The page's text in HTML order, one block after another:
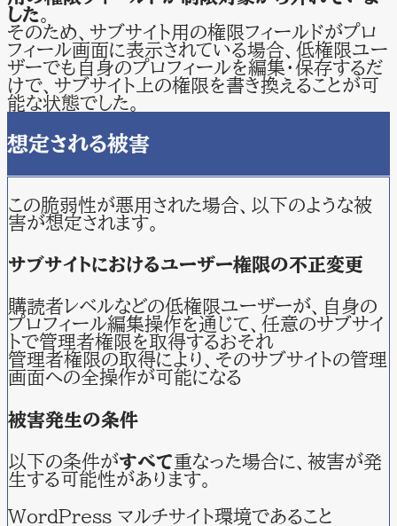
した 。
そのため、サブサイト用の権限フィールドがプロ
フィール画面に表示されている場合、低権限ユー
ザーでも自身のプロフィールを編集・保存するだ
けで、サブサイト上の権限を書き換えることが可
能な状態でした。
想定される被害
この脆弱性が悪用された場合、以下のような被
害が想定されます。
サブサイトにおけるユーザー権限の不正変更
購読者レベルなどの低権限ユーザーが、自身の
プロフィール編集操作を通じて、任意のサブサイ
トで管理者権限を取得するおそれ
管理者権限の取得により、そのサブサイトの管理
画面への全操作が可能になる
被害発生の条件
以下の条件がすべて重なった場合に、被害が発
生する可能性があります。
WordPress マルチサイト環境であること